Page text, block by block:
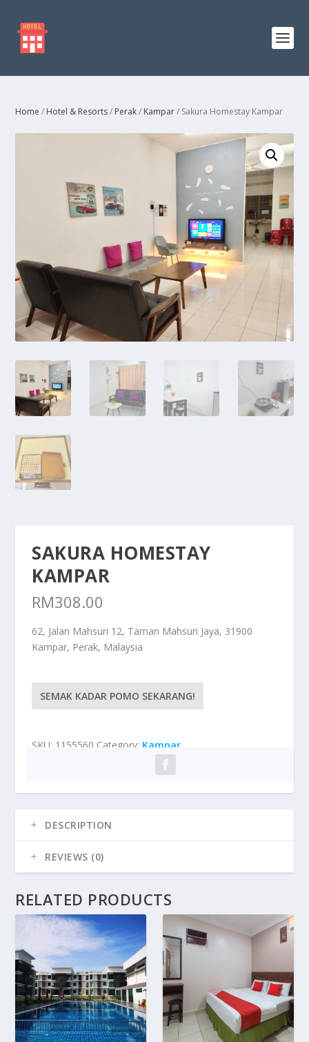
Home / Hotel & Resorts/ Perak/ Kampar/ Sakura Homestay Kampar
SAKURA HOMESTAY
KAMPAR
RM308.00
62, Jalan Mahsuri 12, Taman Mahsuri Jaya, 31900
Kampar, Perak, Malaysia
SEMAK KADAR POMO SEKARANG!
SKU: 1155560 Category: Kampar
DESCRIPTION
REVIEWS (0)
RELATED PRODUCTS